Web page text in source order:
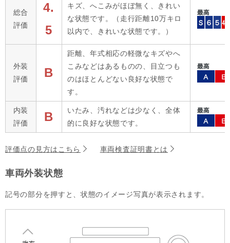
総合
評価
4.
5
キズ、へこみがほぼ無く、きれい
な状態です。（走行距離10万キロ
以内で、きれいな状態です。）
外装
評価
B
距離、年式相応の軽微なキズやへ
こみなどはあるものの、目立つも
のはほとんどない良好な状態で
す。
内装
評価
B
いたみ、汚れなどは少なく、全体
的に良好な状態です。
評価点の見方はこちら 車両検査証明書とは
車両外装状態
記号の部分を押すと、状態のイメージ写真が表示されます。